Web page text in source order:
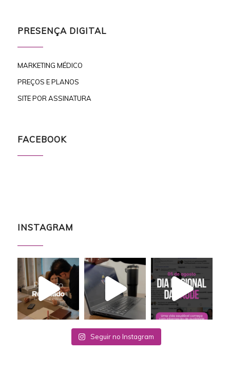
PRESENÇA DIGITAL
MARKETING MÉDICO
PREÇOS E PLANOS
SITE POR ASSINATURA
FACEBOOK
INSTAGRAM
Seguir no Instagram